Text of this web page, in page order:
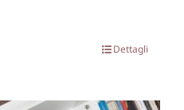
Dettagli